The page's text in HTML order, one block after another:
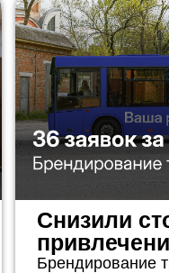
Снизили
Брендирование